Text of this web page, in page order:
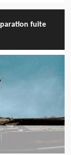
fuite